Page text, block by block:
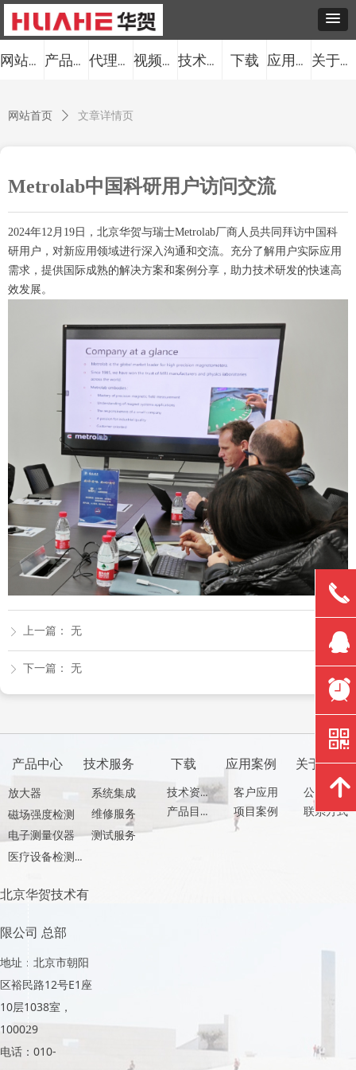
网站首页 产品中心 代理品牌 视频中心 技术服务 下载 应用案例 关于我们
Metrolab中国科研用户访问交流
2024年12月19日，北京华贺与瑞士Metrolab厂商人员共同拜访中国科
研用户，对新应用领域进行深入沟通和交流。充分了解用户实际应用
需求，提供国际成熟的解决方案和案例分享，助力技术研发的快速高
效发展。
ꁕ 上一篇： 无
ꁕ 下一篇： 无
网站首页 ꄲ 文章详情页
北京华贺技术有
限公司 总部
地址：北京市朝阳
区裕民路12号E1座
10层1038室，
100029
电话：010-
公司介绍
联系方式
客户应用
项目案例
技术资料
产品目录
放大器
磁场强度检测
电子测量仪器
医疗设备检测产品
关于我们
系统集成
维修服务
测试服务
应用案例
下载
技术服务
产品中心
끅
뀩
뀥
낃
녕